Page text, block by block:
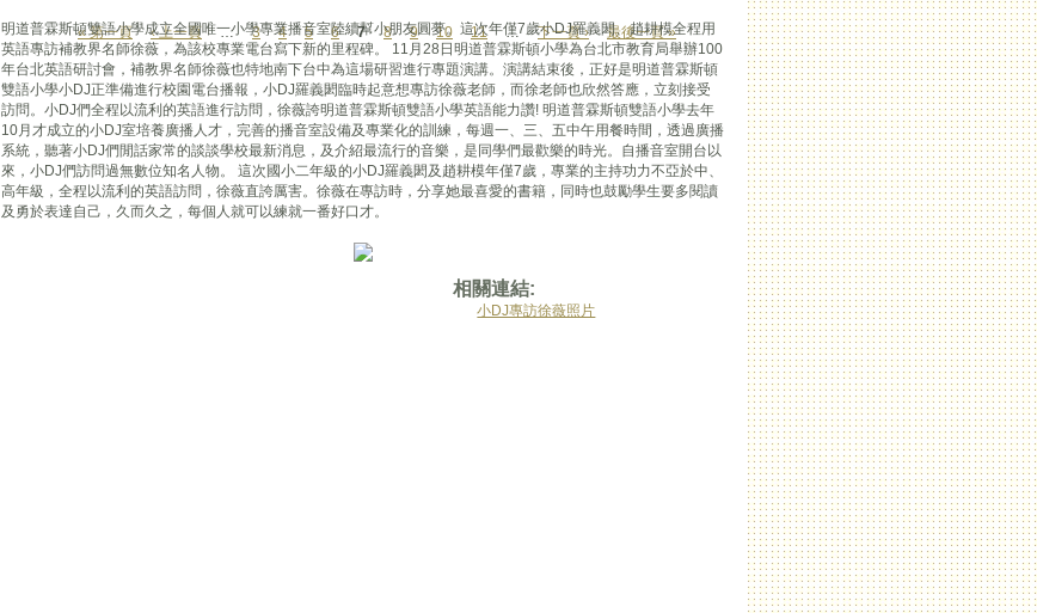
頁面
« 第一頁 ‹ 上一頁 … 3 4 5 6 7 8 9 10 11 … 下一頁 › 最後一頁 »
明道普霖斯頓雙語小學成立全國唯一小學專業播音室陸續幫小朋友圓夢。這次年僅7歲小DJ羅義閎、趙耕模全程用
英語專訪補教界名師徐薇，為該校專業電台寫下新的里程碑。 11月28日明道普霖斯頓小學為台北市教育局舉辦100
年台北英語研討會，補教界名師徐薇也特地南下台中為這場研習進行專題演講。演講結束後，正好是明道普霖斯頓
雙語小學小DJ正準備進行校園電台播報，小DJ羅義閎臨時起意想專訪徐薇老師，而徐老師也欣然答應，立刻接受
訪問。小DJ們全程以流利的英語進行訪問，徐薇誇明道普霖斯頓雙語小學英語能力讚! 明道普霖斯頓雙語小學去年
10月才成立的小DJ室培養廣播人才，完善的播音室設備及專業化的訓練，每週一、三、五中午用餐時間，透過廣播
系統，聽著小DJ們閒話家常的談談學校最新消息，及介紹最流行的音樂，是同學們最歡樂的時光。自播音室開台以
來，小DJ們訪問過無數位知名人物。 這次國小二年級的小DJ羅義閎及趙耕模年僅7歲，專業的主持功力不亞於中、
高年級，全程以流利的英語訪問，徐薇直誇厲害。徐薇在專訪時，分享她最喜愛的書籍，同時也鼓勵學生要多閱讀
及勇於表達自己，久而久之，每個人就可以練就一番好口才。
相關連結:
小DJ專訪徐薇照片